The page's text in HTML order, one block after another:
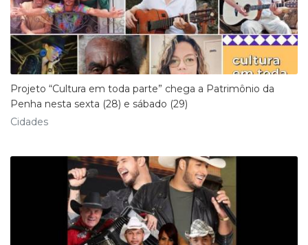
Projeto “Cultura em toda parte” chega a Patrimônio da
Penha nesta sexta (28) e sábado (29)
Cidades